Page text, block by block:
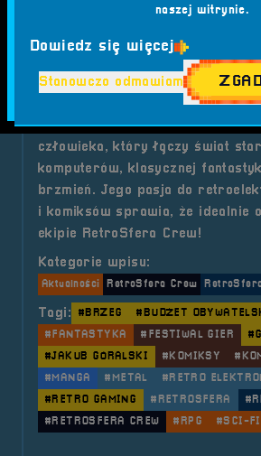
RetroSfera Crew -
"Góral" Góralski
Poznajcie Jakuba "Górala"
człowieka, który łączy świat
komputerów, klasycznej
brzmień. Jego pasja do
i komiksów sprawia, że idealnie
ekipie RetroSfera Crew!
Kategorie wpisu:
Aktualności RetroSfera Crew
Tagi: #BRZEG
#BUDŻET
#FANTASTYKA
#FESTIWAL GIER
#JAKUB GÓRALSKI
#KOMIKSY
#MANGA
#METAL
#RETRO
#RETRO GAMING
#RETROSFERA
#RETROSFERA CREW
#RPG #SCI-FI
naszej witrynie.
Dowiedz się więcej
Stanowczo odmawiam